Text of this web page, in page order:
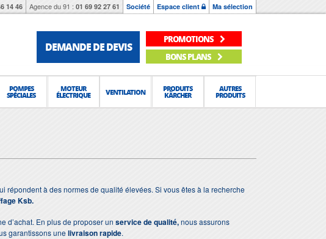
14 46 Agence du 91 : 01 69 92 27 61 Société Espace client Ma sélection
DEMANDE DE DEVIS
PROMOTIONS
BONS PLANS
POMPES
SPÉCIALES
MOTEUR
ÉLECTRIQUE VENTILATION PRODUITS
KÄRCHER
AUTRES
PRODUITS
répondent à des normes de qualité élevées. Si vous êtes à la recherche
Ksb.
d’achat. En plus de proposer un service de qualité,nous assurons
garantissons unelivraison rapide.